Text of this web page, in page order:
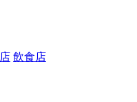
飲食店